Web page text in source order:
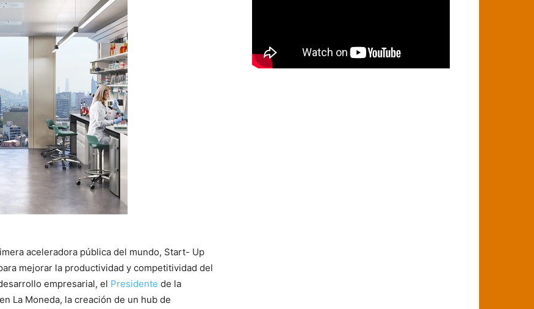
aceleradora pública del mundo, Start- Up
mejorar la productividad y competitividad del
empresarial, el Presidente de la
La Moneda, la creación de un hub de